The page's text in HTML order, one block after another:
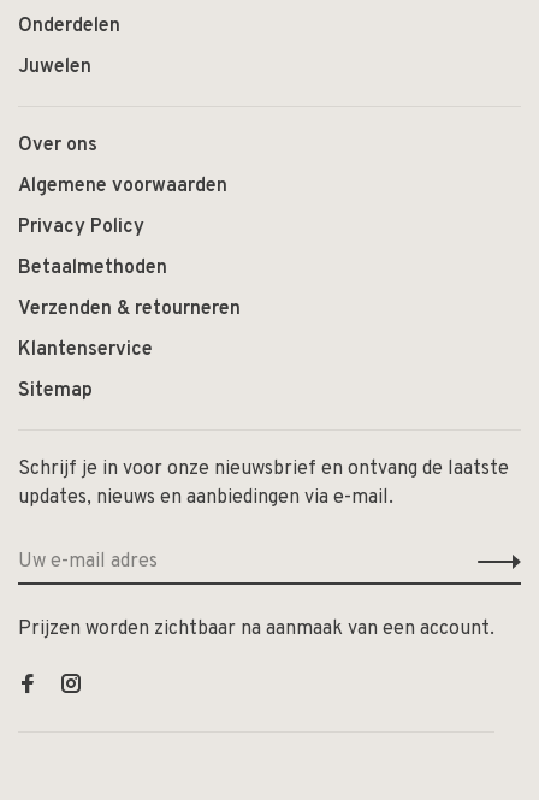
Onderdelen
Juwelen
Over ons
Algemene voorwaarden
Privacy Policy
Betaalmethoden
Verzenden & retourneren
Klantenservice
Sitemap
Schrijf je in voor onze nieuwsbrief en ontvang de laatste
updates, nieuws en aanbiedingen via e-mail.
Prijzen worden zichtbaar na aanmaak van een account.